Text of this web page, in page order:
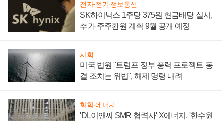
전자·전기·정보통신
SK하이닉스 1주당 375원 현금배당 실시,
추가 주주환원 계획 9월 공개 예정
사회
미국 법원 "트럼프 정부 풍력 프로젝트 동
결 조치는 위법", 해제 명령 내려
화학·에너지
'DL이앤씨 SMR 협력사' X에너지, '한수원